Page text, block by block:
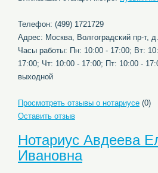
Телефон: (499) 1721729
Адрес: Москва, Волгоградский пр-т,
Часы работы: Пн: 10:00 - 17:00; Вт:
17:00; Чт: 10:00 - 17:00; Пт: 10:00 -
выходной
Просмотреть отзывы о нотариусе (0)
Оставить отзыв
Нотариус Авдеева
Ивановна